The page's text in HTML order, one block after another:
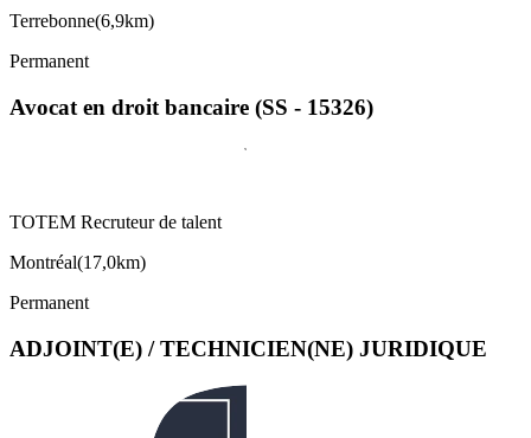
Terrebonne(6,9km)
Permanent
Avocat en droit bancaire (SS - 15326)
TOTEM Recruteur de talent
Montréal(17,0km)
Permanent
ADJOINT(E) / TECHNICIEN(NE) JURIDIQUE